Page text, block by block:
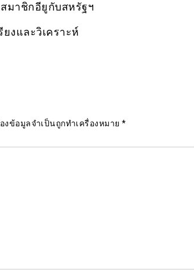
มาชิกอียูกับสหรัฐฯ
งและวิเคราะห์
งข้อมูลจำเป็นถูกทำเครื่องหมาย *